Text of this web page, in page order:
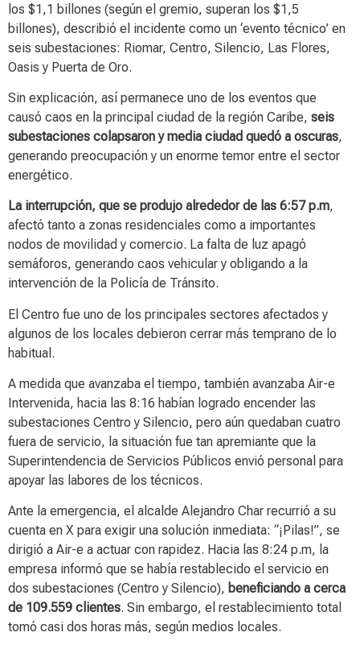
los $1,1 billones (según el gremio, superan los $1,5
billones), describió el incidente como un ‘evento técnico’ en
seis subestaciones: Riomar, Centro, Silencio, Las Flores,
Oasis y Puerta de Oro.
Sin explicación, así permanece uno de los eventos que
causó caos en la principal ciudad de la región Caribe, seis
subestaciones colapsaron y media ciudad quedó a oscuras,
generando preocupación y un enorme temor entre el sector
energético.
La interrupción, que se produjo alrededor de las 6:57 p.m,
afectó tanto a zonas residenciales como a importantes
nodos de movilidad y comercio. La falta de luz apagó
semáforos, generando caos vehicular y obligando a la
intervención de la Policía de Tránsito.
El Centro fue uno de los principales sectores afectados y
algunos de los locales debieron cerrar más temprano de lo
habitual.
A medida que avanzaba el tiempo, también avanzaba Air-e
Intervenida, hacia las 8:16 habían logrado encender las
subestaciones Centro y Silencio, pero aún quedaban cuatro
fuera de servicio, la situación fue tan apremiante que la
Superintendencia de Servicios Públicos envió personal para
apoyar las labores de los técnicos.
Ante la emergencia, el alcalde Alejandro Char recurrió a su
cuenta en X para exigir una solución inmediata: “¡Pilas!”, se
dirigió a Air-e a actuar con rapidez. Hacia las 8:24 p.m, la
empresa informó que se había restablecido el servicio en
dos subestaciones (Centro y Silencio), beneficiando a cerca
de 109.559 clientes. Sin embargo, el restablecimiento total
tomó casi dos horas más, según medios locales.